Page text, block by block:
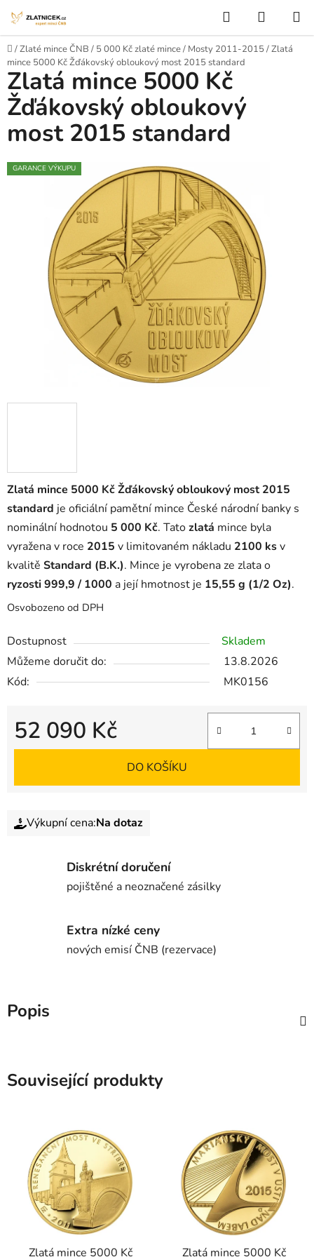
Hledat
Domů
/Zlaté mince ČNB / 5 000 Kč zlaté mince/ Mosty 2011-2015/Zlatá
mince 5000 Kč Žďákovský obloukový most 2015 standard
Zlatá mince 5000 Kč Žďákovský obloukový most 2015
standard je oficiální pamětní mince České národní banky s
nominální hodnotou 5 000 Kč. Tatozlatá mince byla
vyražena v roce 2015 v limitovaném nákladu 2100 ksv
kvalitě Standard (B.K.). Mince je vyrobena ze zlata o
ryzosti 999,9 / 1000 a její hmotnost je 15,55 g (1/2 Oz).
Osvobozeno od DPH
Dostupnost
Skladem
Můžeme doručit do:
13.8.2026
Kód:
MK0156
52 090 Kč
DO KOŠÍKU
Výkupní cena:Na dotaz
Zlatá mince 5000 Kč
Žďákovský obloukový
most 2015 standard
GARANCE VÝKUPU
Diskrétní doručení
pojištěné a neoznačené zásilky
Extra nízké ceny
nových emisí ČNB (rezervace)
Popis
Související produkty
Zlatá mince 5000 Kč Zlatá mince 5000 Kč